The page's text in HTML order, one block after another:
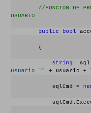
//FUNCION DE
USUARIO
public bool
        {
string
usuario='"
+ usuario +
            sqlCmd =